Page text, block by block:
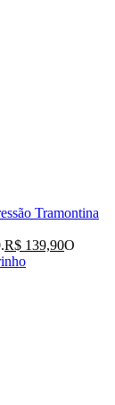
Tramontina
R$ 139,90O